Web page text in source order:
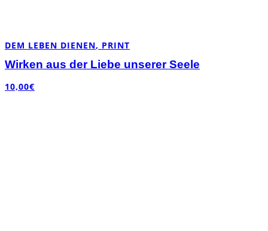
DEM LEBEN DIENEN, PRINT
Wirken aus der Liebe unserer Seele
10,00€